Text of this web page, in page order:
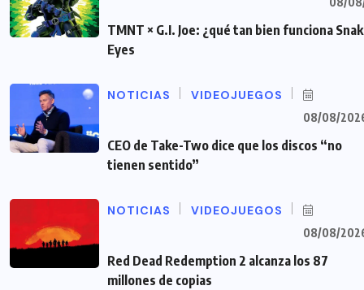
TMNT × G.I. Joe: ¿qué tan bien funciona
Eyes
NOTICIAS VIDEOJUEGOS
08/08/
CEO de Take-Two dice que los discos “no
tienen sentido”
NOTICIAS VIDEOJUEGOS
08/08/
Red Dead Redemption 2 alcanza los 87
millones de copias